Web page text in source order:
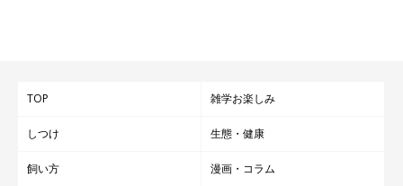
TOP 雑学お楽しみ
しつけ 生態・健康
飼い方 漫画・コラム